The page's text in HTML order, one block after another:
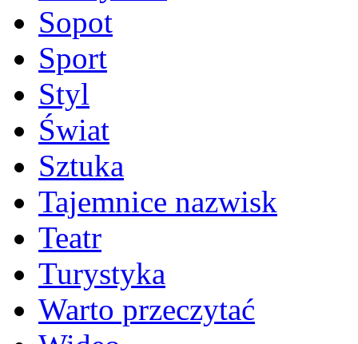
Sopot
Sport
Styl
Świat
Sztuka
Tajemnice nazwisk
Teatr
Turystyka
Warto przeczytać